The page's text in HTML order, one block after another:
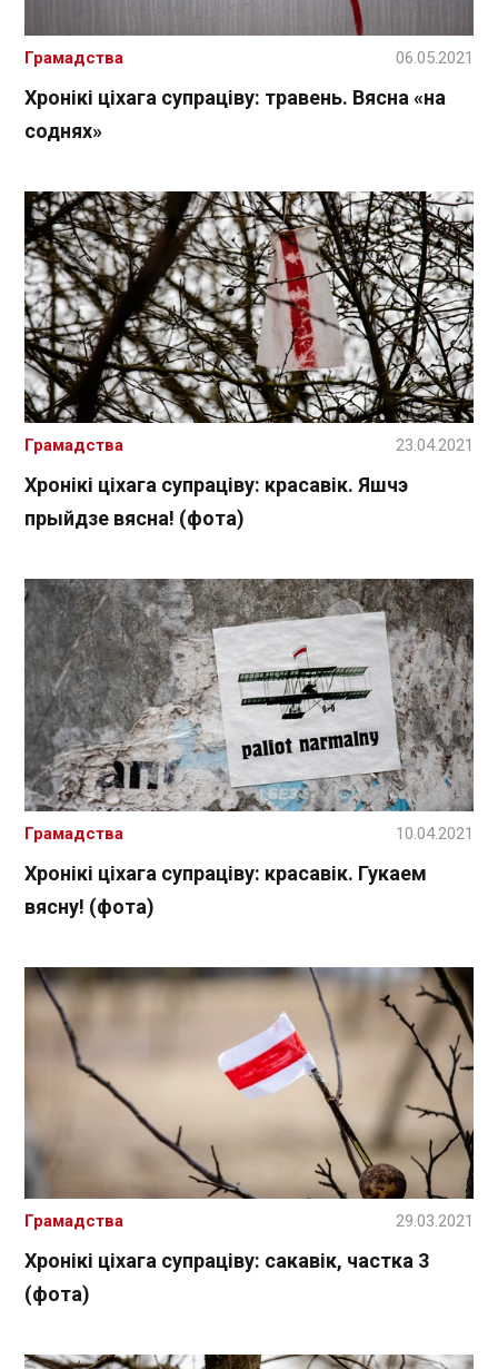
Хронікі ціхага супраціву: травень. Вясна «на
соднях»
Грамадства 06.05.2021
Хронікі ціхага супраціву: красавік. Яшчэ
прыйдзе вясна! (фота)
Грамадства 23.04.2021
Хронікі ціхага супраціву: красавік. Гукаем
вясну! (фота)
Грамадства 10.04.2021
Хронікі ціхага супраціву: сакавік, частка 3
(фота)
Грамадства 29.03.2021